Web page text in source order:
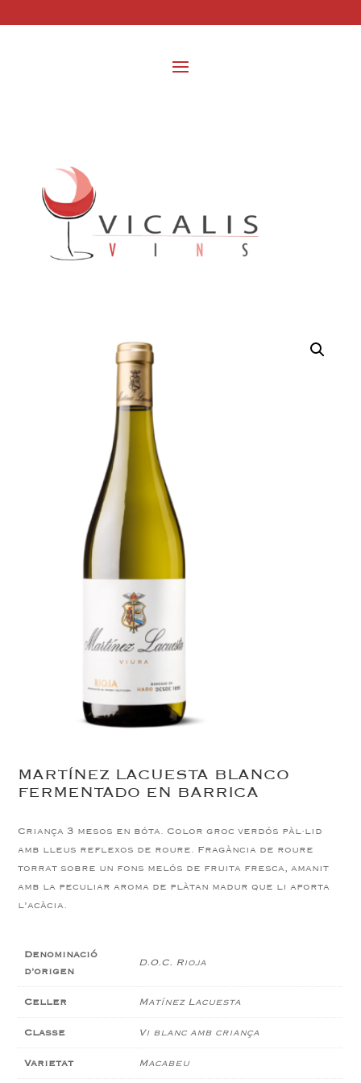
MARTÍNEZ LACUESTA BLANCO
FERMENTADO EN BARRICA
Criança 3 mesos en bóta. Color groc verdós pàl·lid
amb lleus reflexos de roure. Fragància de roure
torrat sobre un fons melós de fruita fresca, amanit
amb la peculiar aroma de plàtan madur que li aporta
l’acàcia.
Denominació
d'origen
D.O.C. Rioja
Celler Matínez Lacuesta
Classe Vi blanc amb criança
Varietat Macabeu